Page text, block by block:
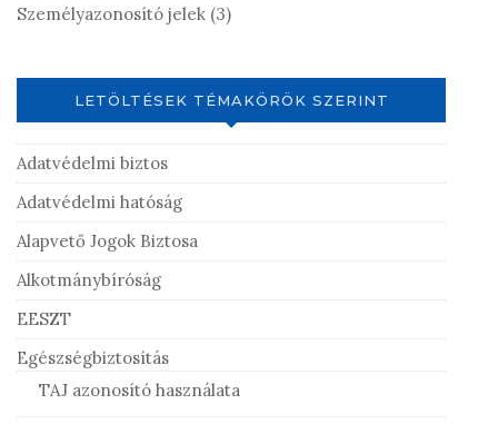
Személyazonosító jelek (3)
LETÖLTÉSEK TÉMAKÖRÖK SZERINT
Adatvédelmi biztos
Adatvédelmi hatóság
Alapvető Jogok Biztosa
Alkotmánybíróság
EESZT
Egészségbiztosítás
TAJ azonosító használata